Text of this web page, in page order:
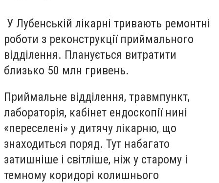
У Лубенській лікарні тривають ремонтні
роботи з реконструкції приймального
відділення. Планується витратити
близько 50 млн гривень.
Приймальне відділення, травмпункт,
лабораторія, кабінет ендоскопії нині
«переселені» у дитячу лікарню, що
знаходиться поряд. Тут набагато
затишніше і світліше, ніж у старому і
темному коридорі колишнього